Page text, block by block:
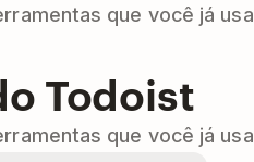
que você já usa
Todoist
que você já usa